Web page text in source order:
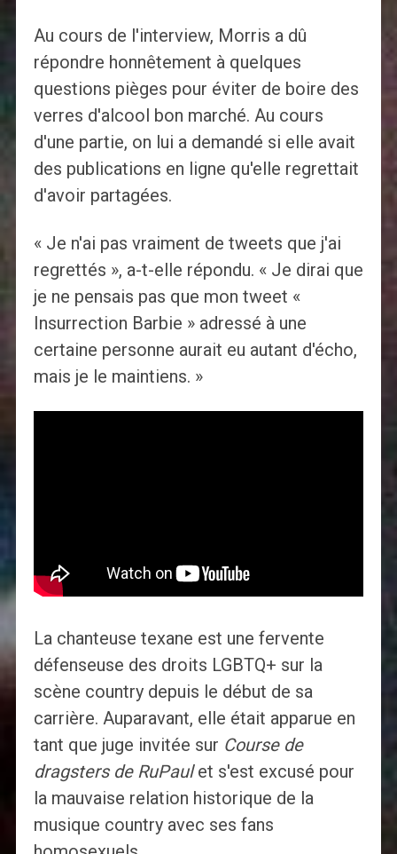
Au cours de l'interview, Morris a dû
répondre honnêtement à quelques
questions pièges pour éviter de boire des
verres d'alcool bon marché. Au cours
d'une partie, on lui a demandé si elle avait
des publications en ligne qu'elle regrettait
d'avoir partagées.
« Je n'ai pas vraiment de tweets que j'ai
regrettés », a-t-elle répondu. « Je dirai que
je ne pensais pas que mon tweet «
Insurrection Barbie » adressé à une
certaine personne aurait eu autant d'écho,
mais je le maintiens. »
La chanteuse texane est une fervente
défenseuse des droits LGBTQ+ sur la
scène country depuis le début de sa
carrière. Auparavant, elle était apparue en
tant que juge invitée sur Course de
dragsters de RuPaulet s'est excusé pour
la mauvaise relation historique de la
musique country avec ses fans